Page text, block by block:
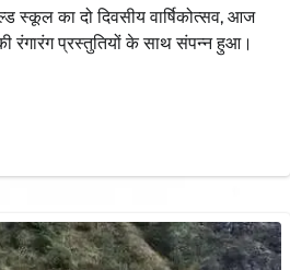
स्कूल का दो दिवसीय वार्षिकोत्सव, आज
की रंगारंग प्रस्तुतियों के साथ संपन्न हुआ।